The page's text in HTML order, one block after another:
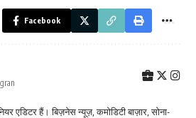
Facebook
एडिटर हैं। बिज़नेस न्यूज़, कमोडिटी बाज़ार, सोना-